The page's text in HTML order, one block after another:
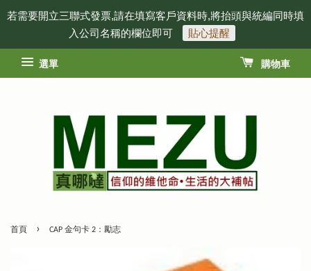
若需要開立三聯式發票,請在填寫客戶資料時,將抬頭與統編同時填
入公司名稱的欄位即可
貼心提醒
選單 購物車
首頁 › CAP 金句卡 2：勵志